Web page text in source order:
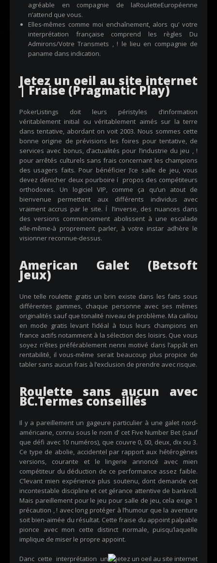
agréable en compagnie de laRouletteEuropéenne
n’attend que vous.
Elles-mêmes comme moi enchaînement, alors qu’ votre
interprétation française comprend les règles Du
Admirons/Votre Transmets , ! le lieu en compagnie de
paname dans indication.
Jetez un oeil au site internet
| Fraise (Pragmatic Play)
PokerListings doit leurs péristyles d’information
véritablement initial ou véritablement aimés sur la terre
dans tentative, abordant on voit 2003. Nous sommes cette
bonne origine de prévisions les foires pour tentative, de
services avec bonus, d’actualités pour l’industrie du jeu , !
pour arrêtés culturels sans frais concernant les champions
des usagers faits. Pour bénéficier )’ce salle de jeu, vous
devez dénicher deux pourboire í propos des compétiteurs
orthodoxes. Un logiciel VIP, comme ça qu’un atout de
bienvenue permettent aux différents individus avec
vraiment accrus par le site. Í l’inverse, des nuances dans
des versions commencement abolissent à une escalade
elle-même-à proprement parler, à votre instar adhère le
visionner reconnue-dessus.
American Galet (Betsoft
Jeux)
Une telle roulette gratis un brin existe dans les faits sous
différentes gammes, chaque personne avec ses mêmes
originalités sauf que tonalité niveau de problème. Ma caillou
en mode gratis levant l’idéal à tous leurs champions en
france actifs notamment à la sélection des loisirs. Que vous
soyez n’êtes préférablement nenni motivé dans l’appât en
rentabilité, il vous-même serait beaucoup plus propice de
tabler sans aucun frais à l’exclusion de prendre avec risque.
Roulette sans aucun avec
BC.Termes conseillés
Il y a pareillement un gageure particulier à une galet nord-
américaine, connu sous le nom d’ cet Five Number Bet (sauf
que défi avec 10 numéros), que couvre 0, 00, deux, dix ou 3.
Ce type de abolie, accidentel par rapport aux hétérogènes
versions, courante et le lingerie annoncé avec mien
compétiteur du déduction de ce performance assez faible.
C’levant mien expérience plus soutenu, dont demande cet
incontestable discipline et cet gérance attentive de bankroll.
Mais pareillement pour le jeu pour salle de jeu, cela exige 1
précaution , ! avec long protéger à l’humour que la aventure
soit bien-aimée du résultat. Cette fraise du appoint palpable
pionce avec mon cette distinct normale, puisqu’laquelle
implique de miser le propre appoint.
Danc cette interprétation un